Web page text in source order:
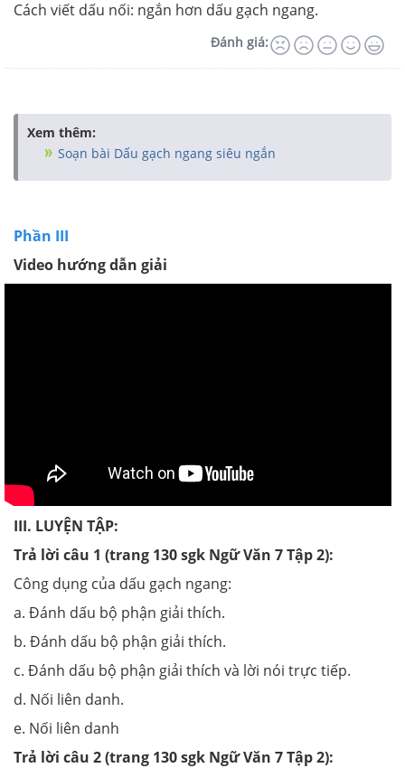
Cách viết dấu nối: ngắn hơn dấu gạch ngang.
Đánh giá:
Xem thêm:
Soạn bài Dấu gạch ngang siêu ngắn
Phần III
Video hướng dẫn giải
III. LUYỆN TẬP:
Trả lời câu 1 (trang 130 sgk Ngữ Văn 7 Tập 2):
Công dụng của dấu gạch ngang:
a. Đánh dấu bộ phận giải thích.
b. Đánh dấu bộ phận giải thích.
c. Đánh dấu bộ phận giải thích và lời nói trực tiếp.
d. Nối liên danh.
e. Nối liên danh
Trả lời câu 2 (trang 130 sgk Ngữ Văn 7 Tập 2):